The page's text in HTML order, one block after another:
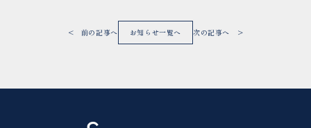
< 前の記事へ お知らせ一覧へ 次の記事へ >